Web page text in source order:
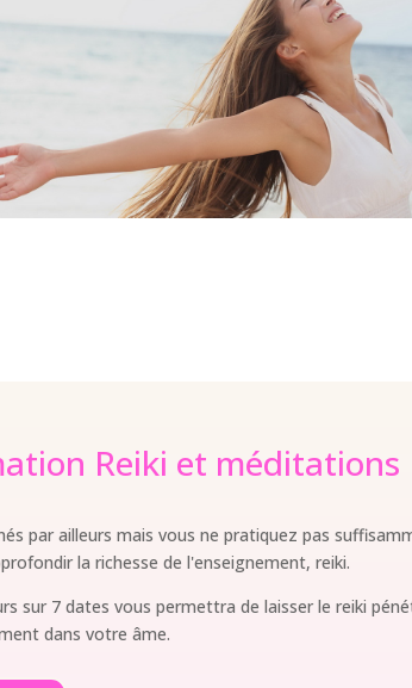
Reiki et méditations
par ailleurs mais vous ne pratiquez pas
la richesse de l'enseignement, reiki.
sur 7 dates vous permettra de laisser le reiki
dans votre âme.